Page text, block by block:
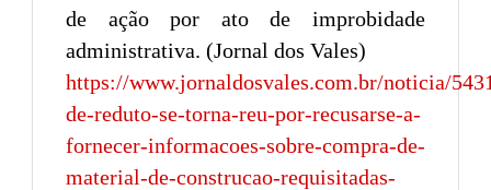
de ação por ato de improbidade
administrativa. (Jornal dos Vales)
https://www.jornaldosvales.com.br/noticia/
de-reduto-se-torna-reu-por-recusarse-a-
fornecer-informacoes-sobre-compra-de-
material-de-construcao-requisitadas-